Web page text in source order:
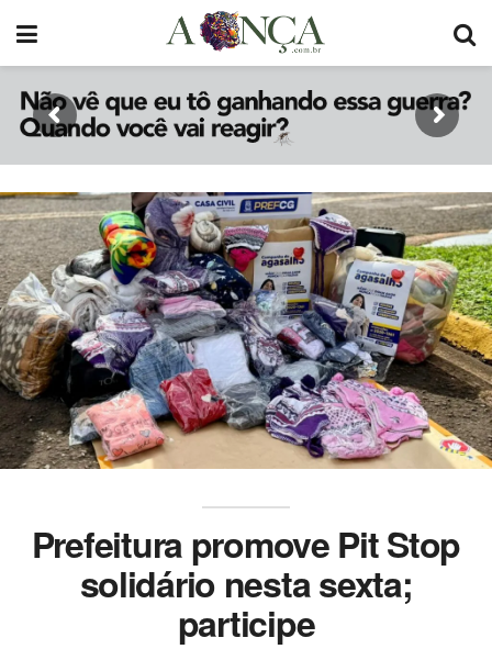
Prefeitura promove Pit Stop
solidário nesta sexta;
participe